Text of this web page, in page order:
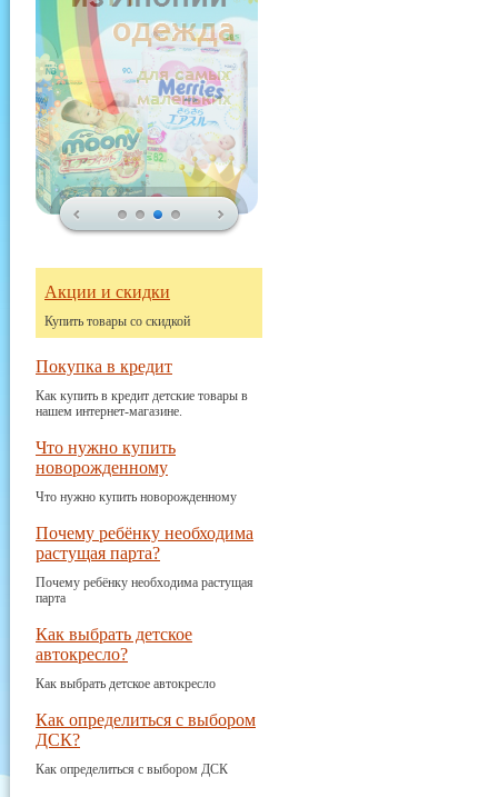
Акции и скидки
Купить товары со скидкой
Покупка в кредит
Как купить в кредит детские товары в
нашем интернет-магазине.
Что нужно купить
новорожденному
Что нужно купить новорожденному
Почему ребёнку необходима
растущая парта?
Почему ребёнку необходима растущая
парта
Как выбрать детское
автокресло?
Как выбрать детское автокресло
Как определиться с выбором
ДСК?
Как определиться с выбором ДСК